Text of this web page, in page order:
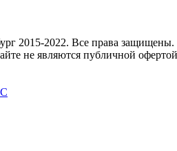
2015-2022. Все права защищены.
не являются публичной офертой